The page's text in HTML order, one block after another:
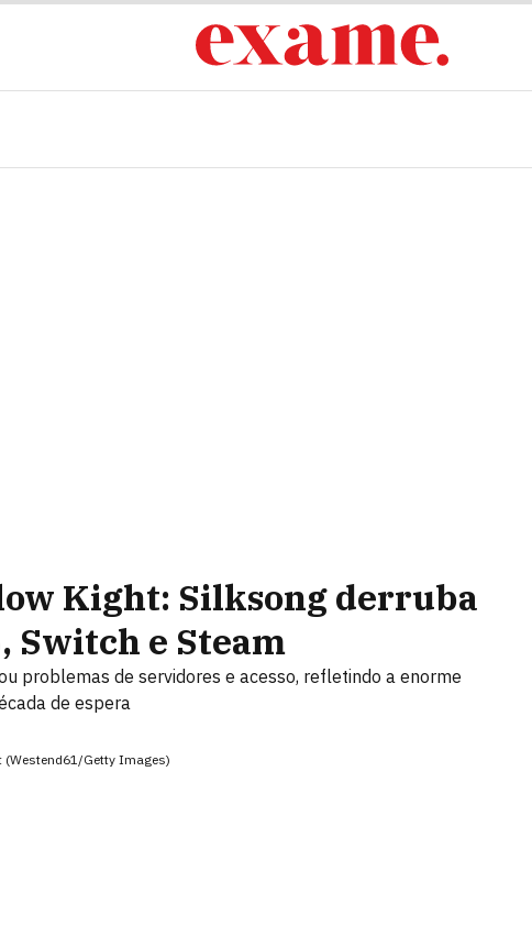
Kight: Silksong derruba
Switch e Steam
problemas de servidores e acesso, refletindo a enorme
de espera
Getty Images)